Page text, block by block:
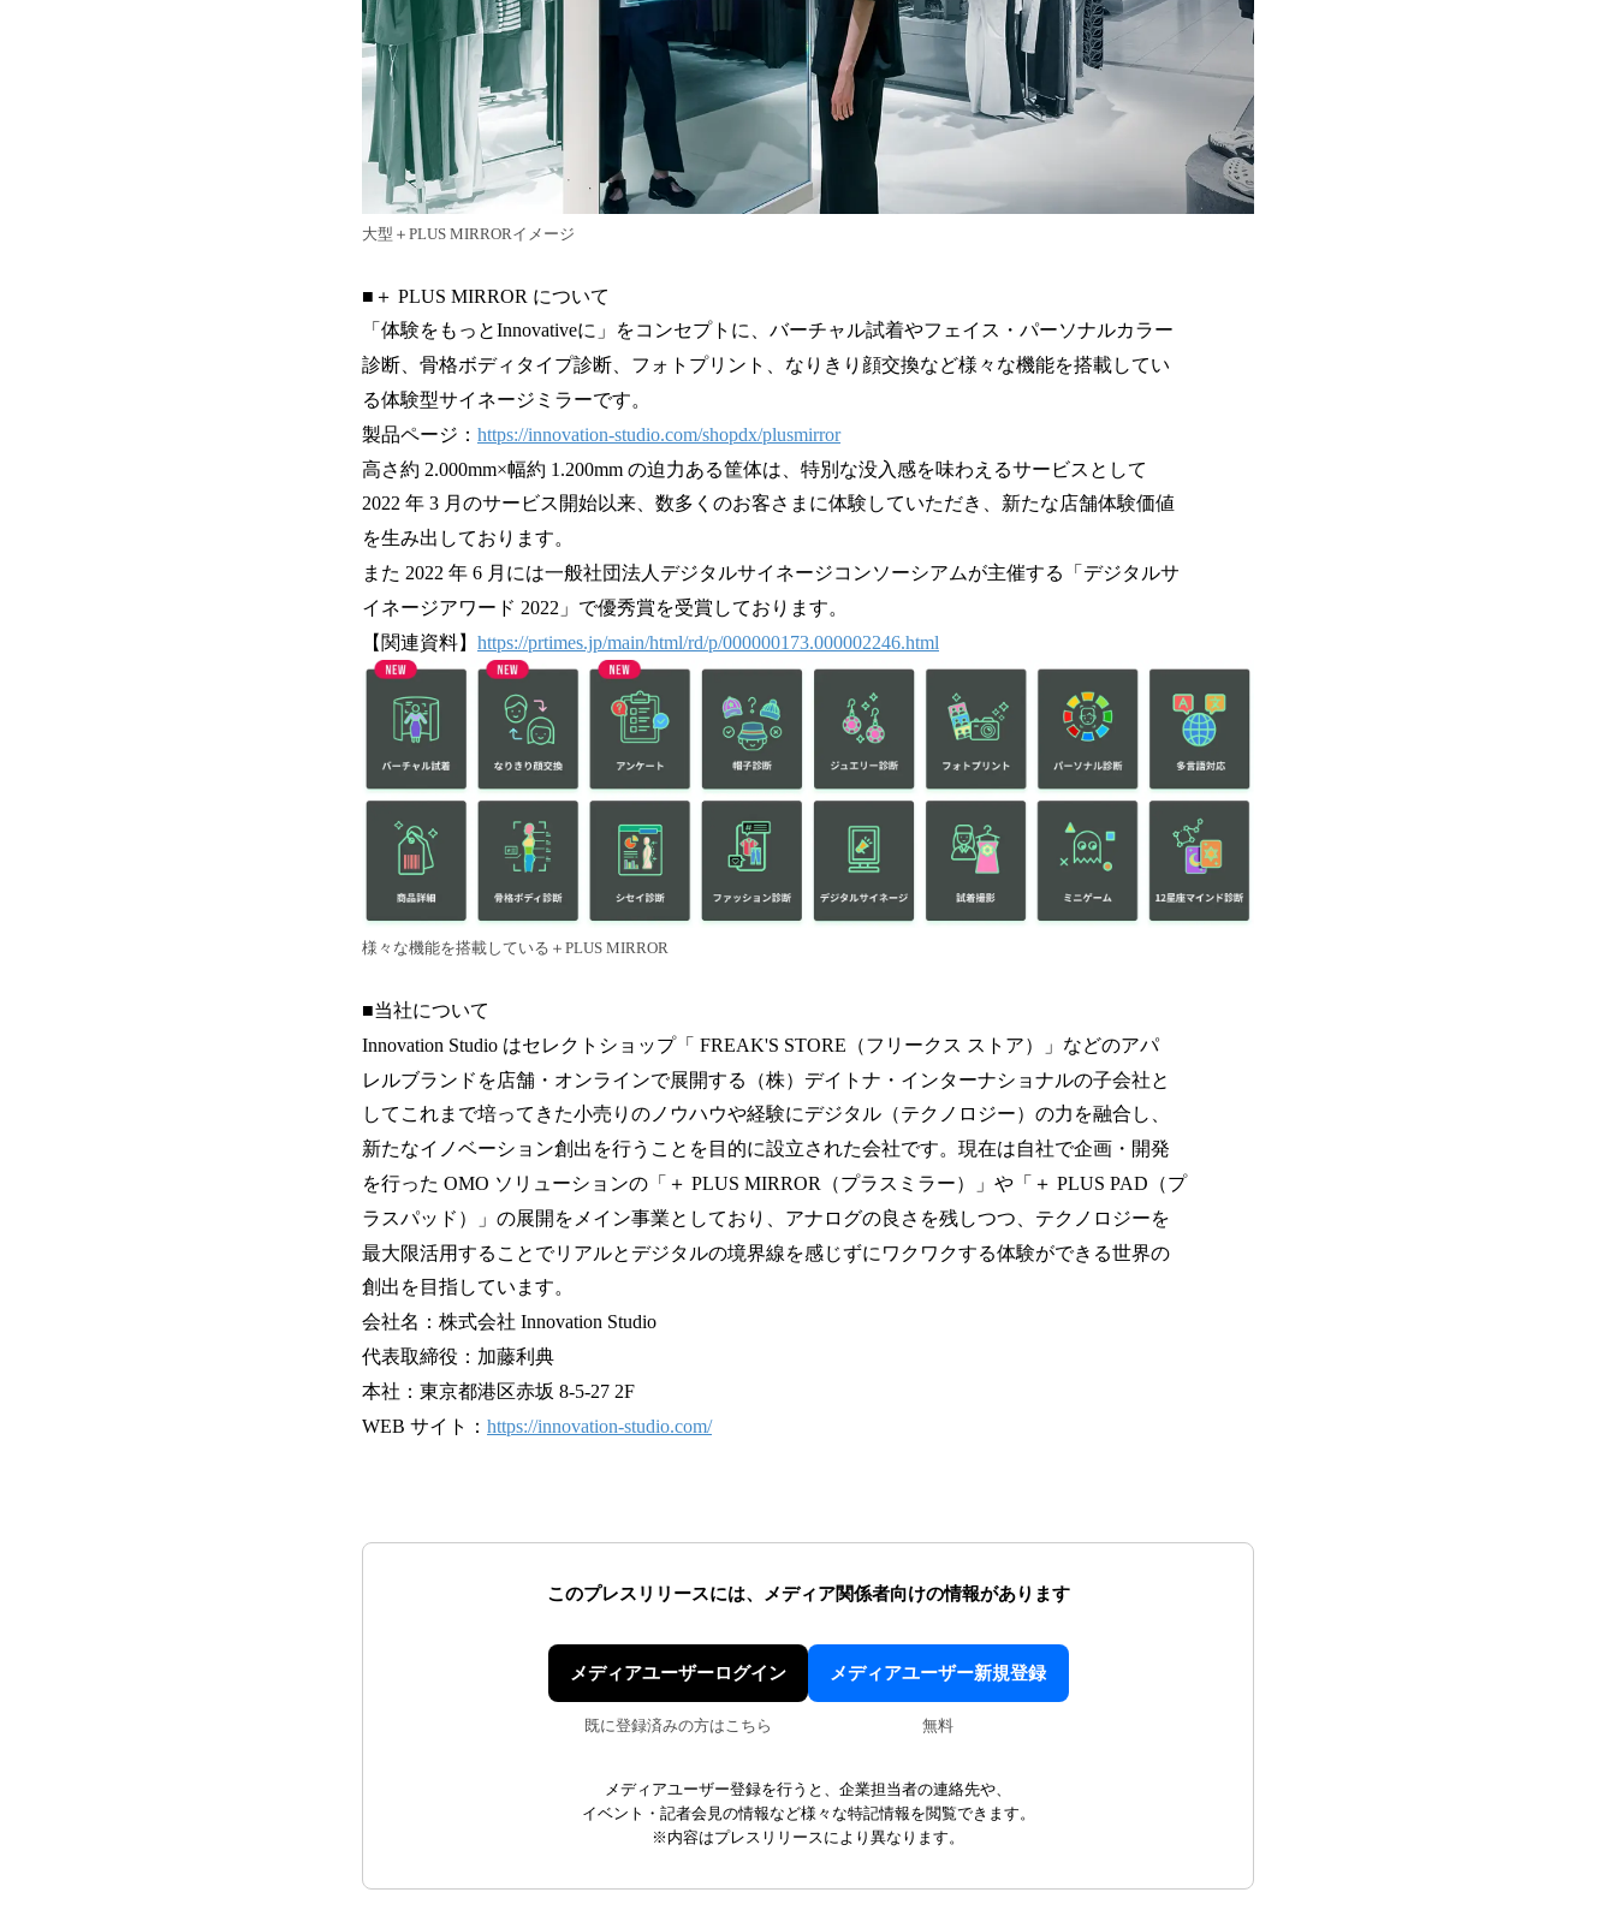
大型＋PLUS MIRRORイメージ
■＋ PLUS MIRROR について
「体験をもっとInnovativeに」をコンセプトに、バーチャル試着やフェイス・パーソナルカラー
診断、骨格ボディタイプ診断、フォトプリント、なりきり顔交換など様々な機能を搭載してい
る体験型サイネージミラーです。
製品ページ： https://innovation-studio.com/shopdx/plusmirror
高さ約 2.000mm×幅約 1.200mm の迫力ある筐体は、特別な没入感を味わえるサービスとして
2022 年 3 月のサービス開始以来、数多くのお客さまに体験していただき、新たな店舗体験価値
を生み出しております。
また 2022 年 6 月には一般社団法人デジタルサイネージコンソーシアムが主催する「デジタルサ
イネージアワード 2022」で優秀賞を受賞しております。
【関連資料】 https://prtimes.jp/main/html/rd/p/000000173.000002246.html
様々な機能を搭載している＋PLUS MIRROR
■当社について
Innovation Studio はセレクトショップ「 FREAK'S STORE（フリークス ストア）」などのアパ
レルブランドを店舗・オンラインで展開する（株）デイトナ・インターナショナルの子会社と
してこれまで培ってきた小売りのノウハウや経験にデジタル（テクノロジー）の力を融合し、
新たなイノベーション創出を行うことを目的に設立された会社です。現在は自社で企画・開発
を行った OMO ソリューションの「＋ PLUS MIRROR（プラスミラー）」や「＋ PLUS PAD（プ
ラスパッド）」の展開をメイン事業としており、アナログの良さを残しつつ、テクノロジーを
最大限活用することでリアルとデジタルの境界線を感じずにワクワクする体験ができる世界の
創出を目指しています。
会社名：株式会社 Innovation Studio
代表取締役：加藤利典
本社：東京都港区赤坂 8-5-27 2F
WEB サイト： https://innovation-studio.com/
このプレスリリースには、 メディア関係者向けの情報があります
メディアユーザーログイン
既に登録済みの方はこちら
メディアユーザー新規登録
無料
メディアユーザー登録を行うと、企業担当者の連絡先や、
イベント・記者会見の情報など様々な特記情報を閲覧できます。
※内容はプレスリリースにより異なります。